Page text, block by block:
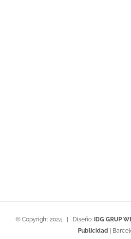
© Copyright 2024 | Diseño: IDG GRUP
Publicidad |